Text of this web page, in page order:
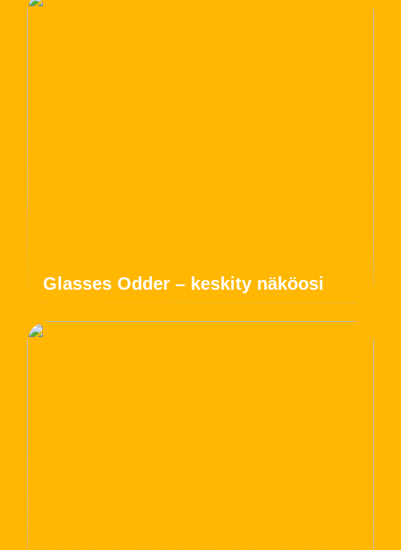
Glasses Odder – keskity näköosi